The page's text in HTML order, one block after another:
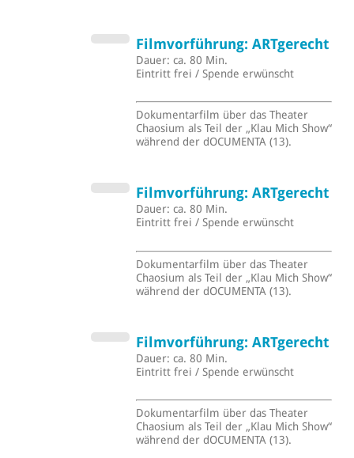
Filmvorführung: ARTgerecht
Dauer: ca. 80 Min.
Eintritt frei / Spende erwünscht
Dokumentarfilm über das Theater
Chaosium als Teil der „Klau Mich Show“
während der dOCUMENTA (13).
Filmvorführung: ARTgerecht
Dauer: ca. 80 Min.
Eintritt frei / Spende erwünscht
Dokumentarfilm über das Theater
Chaosium als Teil der „Klau Mich Show“
während der dOCUMENTA (13).
Filmvorführung: ARTgerecht
Dauer: ca. 80 Min.
Eintritt frei / Spende erwünscht
Dokumentarfilm über das Theater
Chaosium als Teil der „Klau Mich Show“
während der dOCUMENTA (13).